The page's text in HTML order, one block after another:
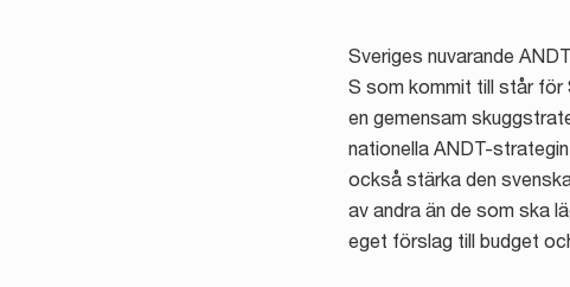
Sveriges nuvarande
S som kommit till står för
en gemensam
nationella ANDT-
också stärka den
av andra än de som ska
eget förslag till budget